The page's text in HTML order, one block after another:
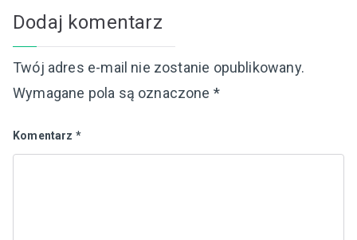
Dodaj komentarz
Twój adres e-mail nie zostanie opublikowany.
Wymagane pola są oznaczone *
Komentarz *